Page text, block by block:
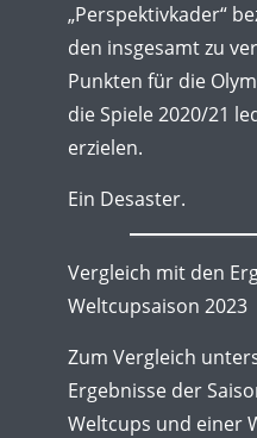
„Perspektivkader“
den insgesamt zu
Punkten für die
die Spiele 2020/21
erzielen.
Ein Desaster.
Vergleich mit den
Weltcupsaison 2023
Zum Vergleich
Ergebnisse der
Weltcups und einer